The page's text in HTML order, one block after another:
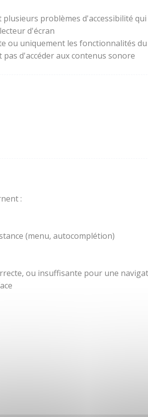
problèmes d'accessibilité
d'écran
ou uniquement les fonctionnalités
d'accéder aux contenus sonore
:
(menu, autocomplétion)
ou insuffisante pour une